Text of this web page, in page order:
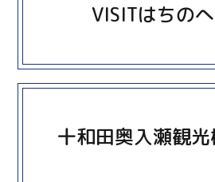
VISITはちのへ
十和田奥入瀬観
more